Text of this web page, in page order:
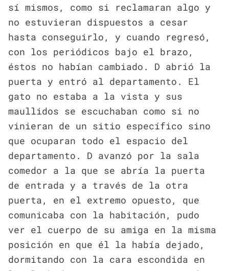
sí mismos, como si reclamaran algo y
no estuvieran dispuestos a cesar
hasta conseguirlo, y cuando regresó,
con los periódicos bajo el brazo,
éstos no habían cambiado. D abrió la
puerta y entró al departamento. El
gato no estaba a la vista y sus
maullidos se escuchaban como si no
vinieran de un sitio específico sino
que ocuparan todo el espacio del
departamento. D avanzó por la sala
comedor a la que se abría la puerta
de entrada y a través de la otra
puerta, en el extremo opuesto, que
comunicaba con la habitación, pudo
ver el cuerpo de su amiga en la misma
posición en que él la había dejado,
dormitando con la cara escondida en